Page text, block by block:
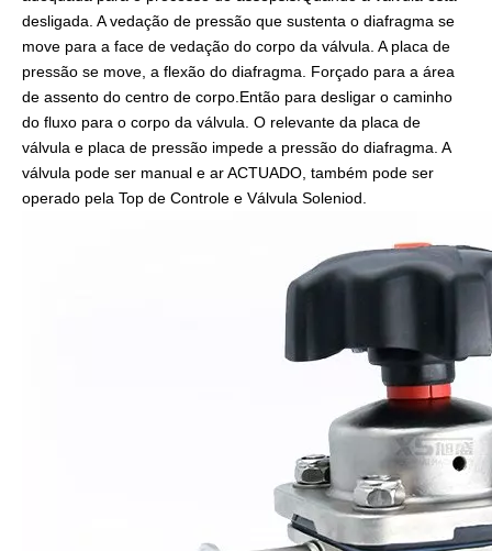
desligada. A vedação de pressão que sustenta o diafragma se
move para a face de vedação do corpo da válvula. A placa de
pressão se move, a flexão do diafragma. Forçado para a área
de assento do centro de corpo.Então para desligar o caminho
do fluxo para o corpo da válvula. O relevante da placa de
válvula e placa de pressão impede a pressão do diafragma. A
válvula pode ser manual e ar ACTUADO, também pode ser
operado pela Top de Controle e Válvula Soleniod.